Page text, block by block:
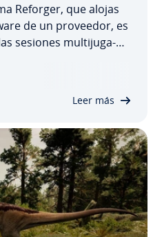
Reforger, que alojas
de un proveedor, es
sesiones mu­l­ti­ju­ga­
militar a
Leer más